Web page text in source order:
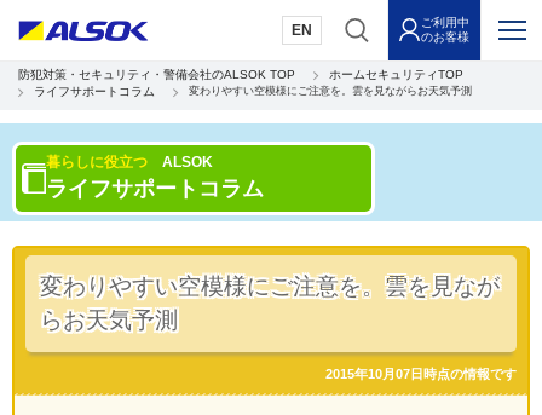
EN
ご利用中
のお客様
防犯対策・セキュリティ・警備会社のALSOK TOP
ホームセキュリティTOP
ライフサポートコラム
変わりやすい空模様にご注意を。雲を見ながらお天気予測
暮らしに役立つ ALSOK
ライフサポートコラム
変わりやすい空模様にご注意を。雲を見なが
らお天気予測
2015年10月07日時点の情報です